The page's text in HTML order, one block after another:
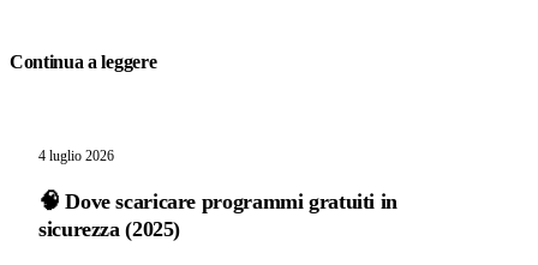
Continua a leggere
4 luglio 2026
🧠 Dove scaricare programmi gratuiti in
sicurezza (2025)